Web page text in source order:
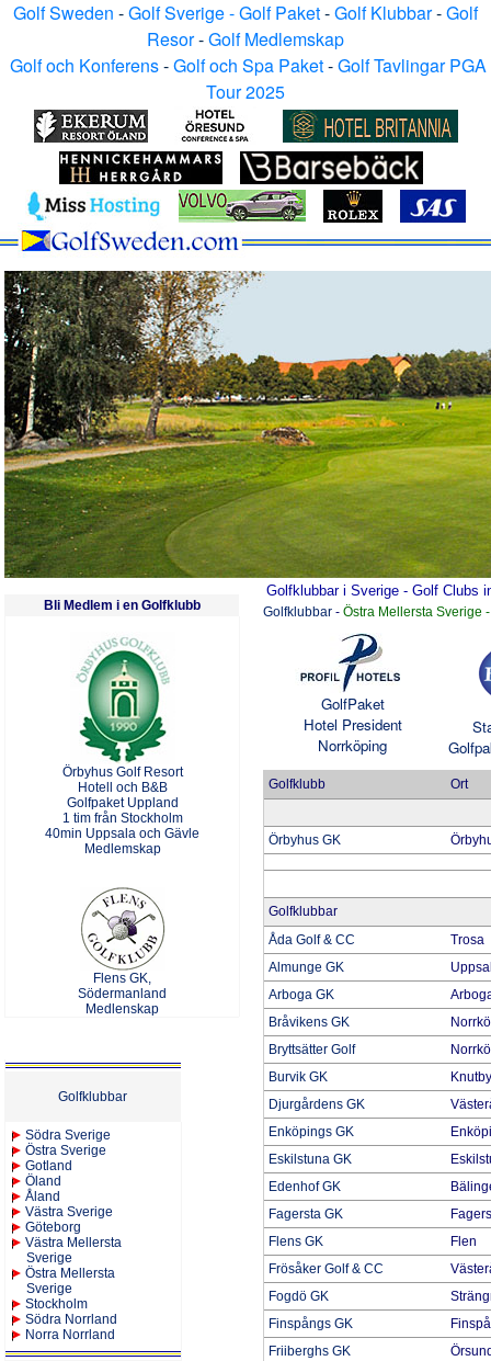
Golf Sweden -Golf Sverige - Golf Paket-Golf Klubbar-Golf
Resor-Golf Medlemskap
Golf och Konferens-Golf och Spa Paket-Golf Tavlingar PGA
Tour 2025
Bli Medlem i en Golfklubb
Örbyhus Golf Resort
Hotell och B&B
Golfpaket Uppland
1 tim från Stockholm
40min Uppsala och Gävle
Medlemskap
Flens GK,
Södermanland
Medlenskap
Golfklubbar
Södra Sverige
Östra Sverige
Gotland
Öland
Åland
Västra Sverige
Göteborg
Västra Mellersta
Sverige
Östra Mellersta
Sverige
Stockholm
Södra Norrland
Norra Norrland
Golfklubbar i Sverige - Golf Clubs
Golfklubbar - Östra Mellersta Sverige
GolfPaket
Hotel President
Norrköping
Golfklubb Ort
Örbyhus GK
Golfklubbar
Åda Golf & CC
Trosa
Almunge GK
Arboga GK
Bråvikens GK
Bryttsätter Golf
Burvik GK
Knutby
Djurgårdens GK
Enköpings GK
Eskilstuna GK
Edenhof GK
Fagersta GK
Flens GK
Flen
Frösåker Golf & CC
Fogdö GK
Finspångs GK
Friiberghs GK